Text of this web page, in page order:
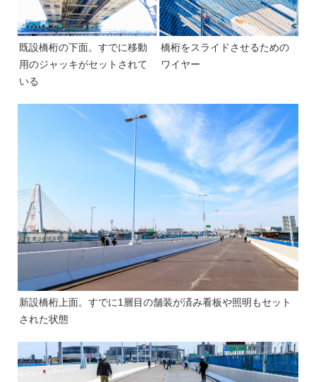
既設橋桁の下面。すでに移動
用のジャッキがセットされて
いる
橋桁をスライドさせるための
ワイヤー
新設橋桁上面。すでに1層目の舗装が済み看板や照明もセット
された状態